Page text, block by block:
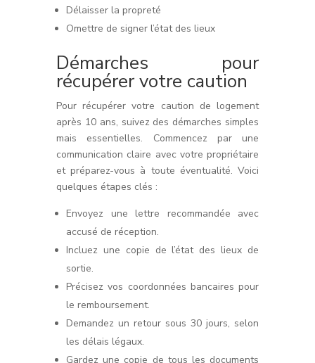
Délaisser la propreté
Omettre de signer l’état des lieux
Démarches pour
récupérer votre caution
Pour récupérer votre caution de logement
après 10 ans, suivez des démarches simples
mais essentielles. Commencez par une
communication claire avec votre propriétaire
et préparez-vous à toute éventualité. Voici
quelques étapes clés :
Envoyez une lettre recommandée avec
accusé de réception.
Incluez une copie de l’état des lieux de
sortie.
Précisez vos coordonnées bancaires pour
le remboursement.
Demandez un retour sous 30 jours, selon
les délais légaux.
Gardez une copie de tous les documents